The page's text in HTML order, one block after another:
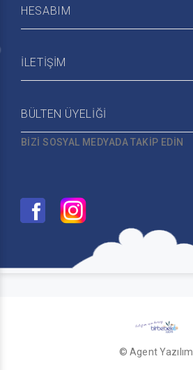
HESABIM
İLETİŞİM
BÜLTEN ÜYELİĞİ
BİZİ SOSYAL MEDYADA TAKİP EDİN
© Agent Yazılım